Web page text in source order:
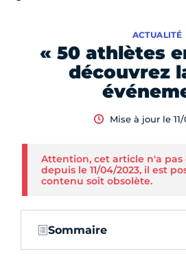
« 50 athlètes
découvrez
ACTUALITÉ
Mise à jour le
Attention, cet article n'a pas
depuis le 11/04/2023, il est
contenu soit obsolète.
Sommaire